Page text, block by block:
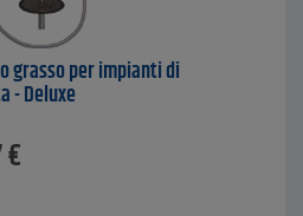
grasso per impianti di
- Deluxe
€